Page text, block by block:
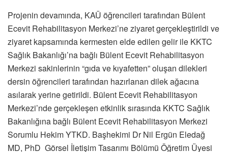
Projenin devamında, KAÜ öğrencileri tarafından Bülent
Ecevit Rehabilitasyon Merkezi’ne ziyaret gerçekleştirildi ve
ziyaret kapsamında kermesten elde edilen gelir ile KKTC
Sağlık Bakanlığı’na bağlı Bülent Ecevit Rehabilitasyon
Merkezi sakinlerinin “gıda ve kıyafetten” oluşan dilekleri
dersin öğrencileri tarafından hazırlanan dilek ağacına
asılarak yerine getirildi. Bülent Ecevit Rehabilitasyon
Merkezi’nde gerçekleşen etkinlik sırasında KKTC Sağlık
Bakanlığına bağlı Bülent Ecevit Rehabilitasyon Merkezi
Sorumlu Hekim YTKD. Başhekimi Dr Nil Ergün Eledağ
MD, PhD Görsel İletişim Tasarımı Bölümü Öğretim Üyesi